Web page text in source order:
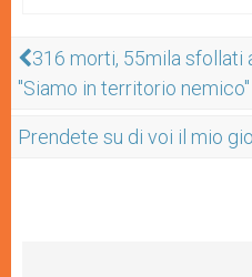
316 morti, 55mila sfollati
"Siamo in territorio nemico"
Prendete su di voi il mio